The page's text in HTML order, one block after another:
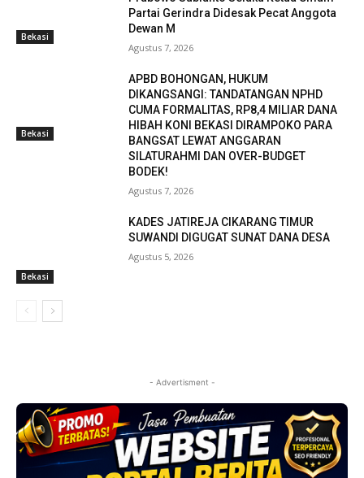
Bekasi
Partai Gerindra Didesak Pecat Anggota
Dewan M
Agustus 7, 2026
Bekasi
APBD BOHONGAN, HUKUM
DIKANGSANGI: TANDATANGAN NPHD
CUMA FORMALITAS, RP8,4 MILIAR DANA
HIBAH KONI BEKASI DIRAMPOKO PARA
BANGSAT LEWAT ANGGARAN
SILATURAHMI DAN OVER-BUDGET
BODEK!
Agustus 7, 2026
Bekasi
KADES JATIREJA CIKARANG TIMUR
SUWANDI DIGUGAT SUNAT DANA DESA
Agustus 5, 2026
- Advertisment -